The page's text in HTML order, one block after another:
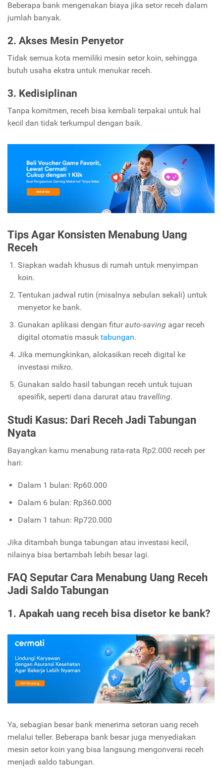
Beberapa bank mengenakan biaya jika setor receh dalam
jumlah banyak.
2. Akses Mesin Penyetor
Tidak semua kota memiliki mesin setor koin, sehingga
butuh usaha ekstra untuk menukar receh.
3. Kedisiplinan
Tanpa komitmen, receh bisa kembali terpakai untuk hal
kecil dan tidak terkumpul dengan baik.
Tips Agar Konsisten Menabung Uang
Receh
Siapkan wadah khusus di rumah untuk menyimpan
koin.
Tentukan jadwal rutin (misalnya sebulan sekali) untuk
menyetor ke bank.
Gunakan aplikasi dengan fiturauto-savingagar receh
digital otomatis masuk tabungan.
Jika memungkinkan, alokasikan receh digital ke
investasi mikro.
Gunakan saldo hasil tabungan receh untuk tujuan
spesifik, seperti dana darurat atau travelling.
Studi Kasus: Dari Receh Jadi Tabungan
Nyata
Bayangkan kamu menabung rata-rata Rp2.000 receh per
hari:
Dalam 1 bulan: Rp60.000
Dalam 6 bulan: Rp360.000
Dalam 1 tahun: Rp720.000
Jika ditambah bunga tabungan atau investasi kecil,
nilainya bisa bertambah lebih besar lagi.
FAQ Seputar Cara Menabung Uang Receh
Jadi Saldo Tabungan
1. Apakah uang receh bisa disetor ke bank?
Ya, sebagian besar bank menerima setoran uang receh
melalui teller. Beberapa bank besar juga menyediakan
mesin setor koin yang bisa langsung mengonversi receh
menjadi saldo tabungan.